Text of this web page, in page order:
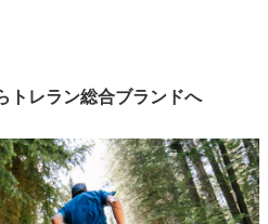
トレラン総合ブランドへ